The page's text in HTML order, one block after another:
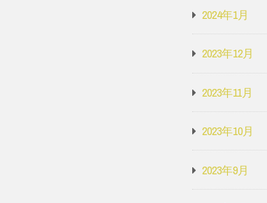
2024年1月
2023年12月
2023年11月
2023年10月
2023年9月